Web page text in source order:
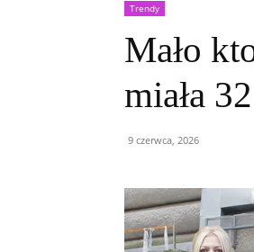
Trendy
Mało
miała
9 czerwca, 2026